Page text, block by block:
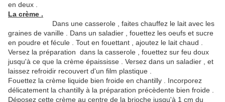
en deux .
La crème .
Dans une casserole , faites chauffez le lait avec les
graines de vanille . Dans un saladier , fouettez les oeufs et sucre
en poudre et fécule . Tout en fouettant , ajoutez le lait chaud .
Versez la préparation dans la casserole , fouettez sur feu doux
jusqu'à ce que la crème épaississe . Versez dans un saladier , et
laissez refroidir recouvert d'un film plastique .
Fouettez la crème liquide bien froide en chantilly . Incorporez
délicatement la chantilly à la préparation précèdente bien froide .
Déposez cette crème au centre de la brioche jusqu'à 1 cm du